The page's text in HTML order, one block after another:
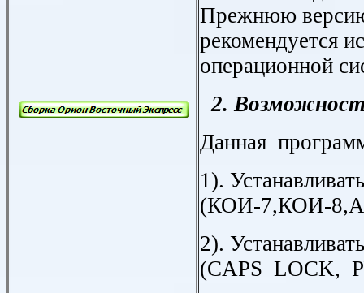
Прежнюю
рекомендуется
операционной
2.
Данная
1).
(КОИ-7,КОИ-
2).
(CAPS LOCK,